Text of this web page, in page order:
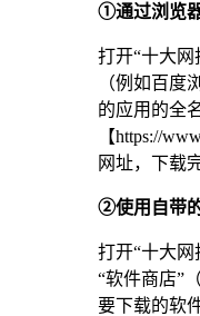
①通过浏览
打开“十大
（例如百度
的应用的全
【https://
网址，下载
②使用自带
打开“十大
“软件商店”
要下载的软